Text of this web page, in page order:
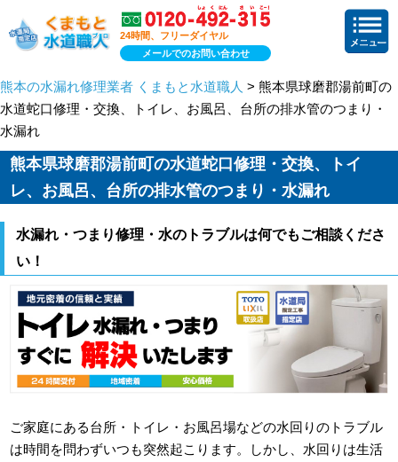
24時間、フリーダイヤル
メールでのお問い合わせ
熊本の水漏れ修理業者 くまもと水道職人 > 熊本県球磨郡湯前町の
水道蛇口修理・交換、トイレ、お風呂、台所の排水管のつまり・
水漏れ
熊本県球磨郡湯前町の水道蛇口修理・交換、トイ
レ、お風呂、台所の排水管のつまり・水漏れ
水漏れ・つまり修理・水のトラブルは何でもご相談くださ
い！
ご家庭にある台所・トイレ・お風呂場などの水回りのトラブル
は時間を問わずいつも突然起こります。しかし、水回りは生活